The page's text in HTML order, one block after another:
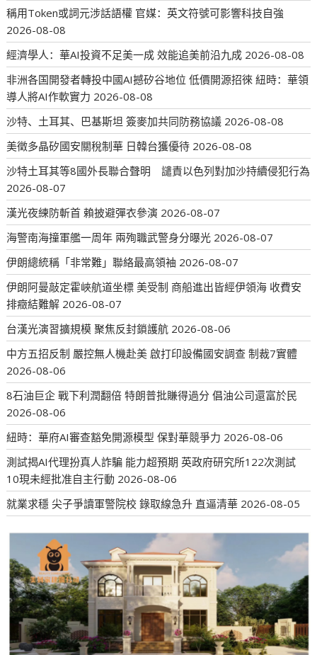
稱用Token或詞元涉話語權 官媒：英文符號可影響科技自強
2026-08-08
經濟學人：華AI投資不足美一成 效能追美前沿九成 2026-08-08
非洲各国開發者轉投中國AI撼矽谷地位 低價開源招徠 紐時：華領
導人將AI作軟實力 2026-08-08
沙特、土耳其、巴基斯坦 簽麥加共同防務協議 2026-08-08
美徵多晶矽國安關稅制華 日韓台獲優待 2026-08-08
沙特土耳其等8國外長聯合聲明 譴責以色列對加沙持續侵犯行為
2026-08-07
漢光夜練防斬首 賴披避彈衣參演 2026-08-07
海警南海撞軍艦一周年 兩殉職武警身分曝光 2026-08-07
伊朗總統稱「非常難」聯絡最高領袖 2026-08-07
伊朗阿曼敲定霍峽航道坐標 美受制 商船進出皆經伊領海 收費安
排癥結難解 2026-08-07
台漢光演習擴規模 聚焦反封鎖護航 2026-08-06
中方五招反制 嚴控無人機赴美 啟打印設備國安調查 制裁7實體
2026-08-06
8石油巨企 戰下利潤翻倍 特朗普批賺得過分 倡油公司還富於民
2026-08-06
紐時：華府AI審查豁免開源模型 保對華競爭力 2026-08-06
測試揭AI代理扮真人詐騙 能力超預期 英政府研究所122次測試
10現未經批准自主行動 2026-08-06
就業求穩 尖子爭讀軍警院校 錄取線急升 直逼清華 2026-08-05